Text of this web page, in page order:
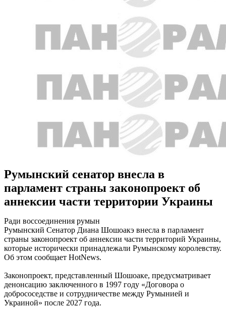
Румынский сенатор внесла в
парламент страны законопроект об
аннексии части территории Украины
Ради воссоединения румын
Румынский Сенатор Диана Шошоакэ внесла в парламент
страны законопроект об аннексии части территорий Украины,
которые исторически принадлежали Румынскому королевству.
Об этом сообщает HotNews.
Законопроект, представленный Шошоаке, предусматривает
денонсацию заключенного в 1997 году «Договора о
добрососедстве и сотрудничестве между Румынией и
Украиной» после 2027 года.